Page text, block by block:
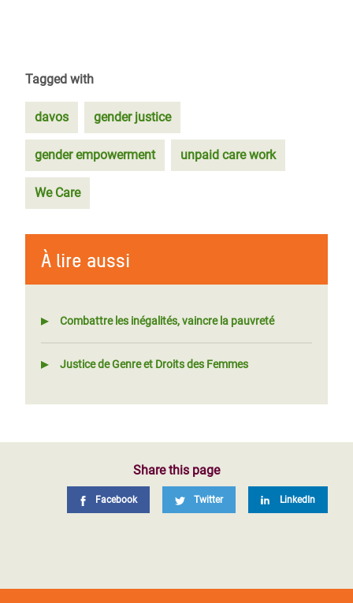
Tagged with
davos gender justice
gender empowerment unpaid care work
We Care
À lire aussi
Combattre les inégalités, vaincre la pauvreté
Justice de Genre et Droits des Femmes
Share this page
Facebook Twitter LinkedIn